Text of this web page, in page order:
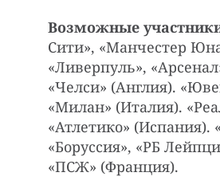
Возможные
Сити», «Манчестер
«Ливерпуль»,
«Челси» (Англия).
«Милан» (Италия).
«Атлетико» (Испания).
«Боруссия», «РБ
«ПСЖ» (Франция).